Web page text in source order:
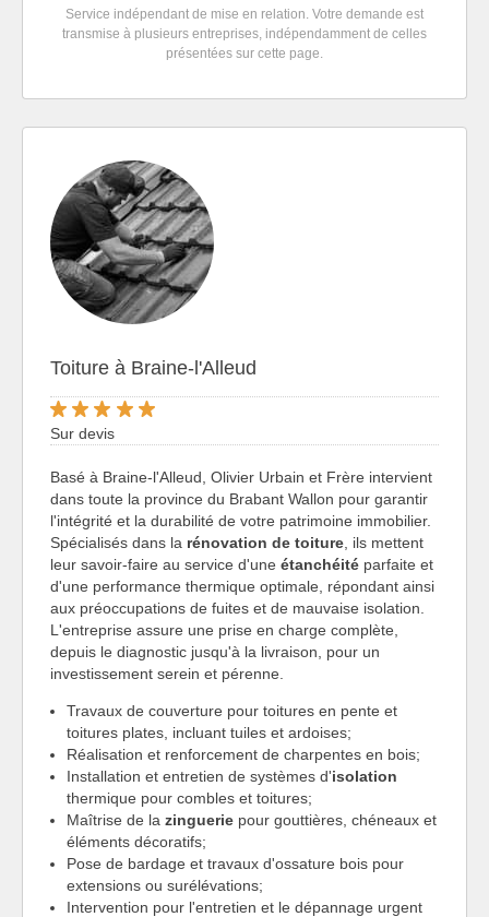
Service indépendant de mise en relation. Votre demande est
transmise à plusieurs entreprises, indépendamment de celles
présentées sur cette page.
Toiture à Braine-l'Alleud
Sur devis
Basé à Braine-l'Alleud, Olivier Urbain et Frère intervient
dans toute la province du Brabant Wallon pour garantir
l'intégrité et la durabilité de votre patrimoine immobilier.
Spécialisés dans la rénovation de toiture , ils mettent
leur savoir-faire au service d'une étanchéité parfaite et
d'une performance thermique optimale, répondant ainsi
aux préoccupations de fuites et de mauvaise isolation.
L'entreprise assure une prise en charge complète,
depuis le diagnostic jusqu'à la livraison, pour un
investissement serein et pérenne.
Travaux de couverture pour toitures en pente et
toitures plates, incluant tuiles et ardoises;
Réalisation et renforcement de charpentes en bois;
Installation et entretien de systèmes d'isolation
thermique pour combles et toitures;
Maîtrise de la zinguerie pour gouttières, chéneaux et
éléments décoratifs;
Pose de bardage et travaux d'ossature bois pour
extensions ou surélévations;
Intervention pour l'entretien et le dépannage urgent